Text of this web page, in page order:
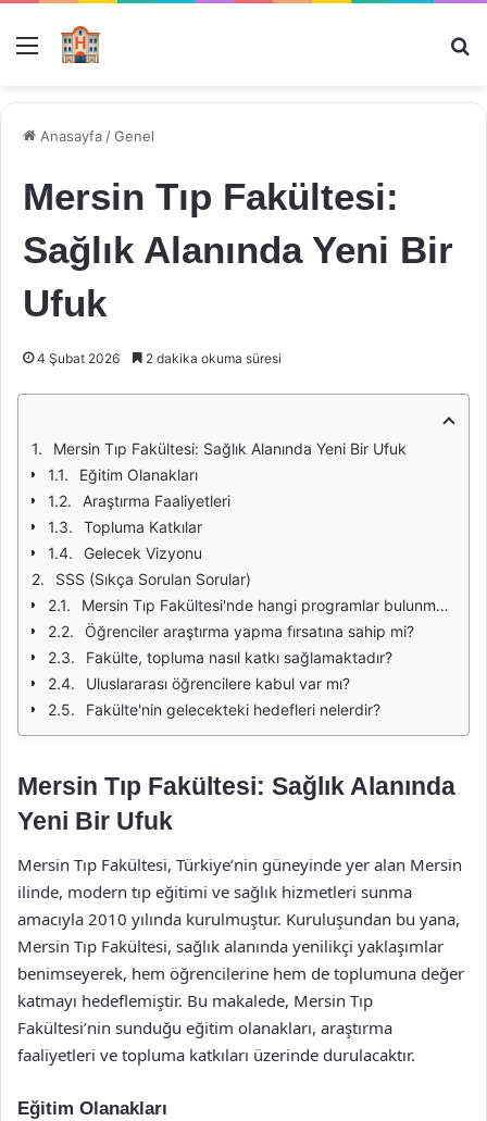
Menü
Anasayfa /Genel
Mersin Tıp Fakültesi:
Sağlık Alanında Yeni Bir
Ufuk
4 Şubat 2026 2 dakika okuma süresi
Mersin Tıp Fakültesi: Sağlık Alanında Yeni Bir Ufuk
Eğitim Olanakları
Araştırma Faaliyetleri
Topluma Katkılar
Gelecek Vizyonu
SSS (Sıkça Sorulan Sorular)
Mersin Tıp Fakültesi'nde hangi programlar bulunmaktadır?
Öğrenciler araştırma yapma fırsatına sahip mi?
Fakülte, topluma nasıl katkı sağlamaktadır?
Uluslararası öğrencilere kabul var mı?
Fakülte'nin gelecekteki hedefleri nelerdir?
Mersin Tıp Fakültesi: Sağlık Alanında
Yeni Bir Ufuk
Mersin Tıp Fakültesi, Türkiye’nin güneyinde yer alan Mersin
ilinde, modern tıp eğitimi ve sağlık hizmetleri sunma
amacıyla 2010 yılında kurulmuştur. Kuruluşundan bu yana,
Mersin Tıp Fakültesi, sağlık alanında yenilikçi yaklaşımlar
benimseyerek, hem öğrencilerine hem de toplumuna değer
katmayı hedeflemiştir. Bu makalede, Mersin Tıp
Fakültesi’nin sunduğu eğitim olanakları, araştırma
faaliyetleri ve topluma katkıları üzerinde durulacaktır.
Eğitim Olanakları